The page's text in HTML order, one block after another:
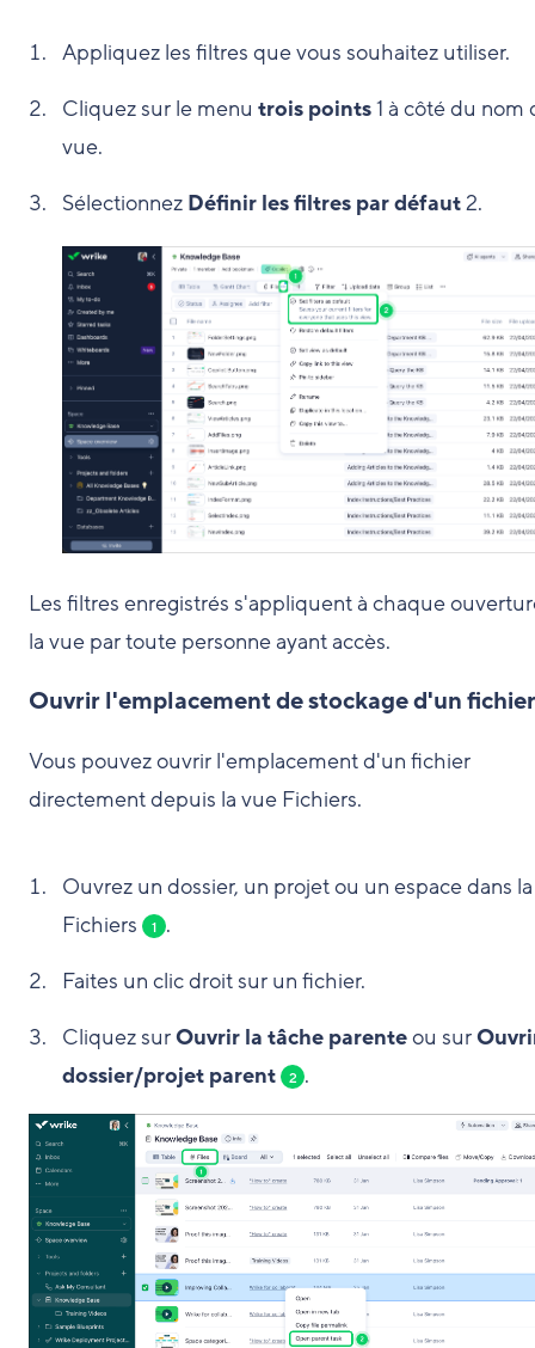
Appliquez les filtres que vous souhaitez utiliser.
Cliquez sur le menu trois points1 à côté du nom
vue.
Sélectionnez Définir les filtres par défaut2.
Les filtres enregistrés s'appliquent à chaque
la vue par toute personne ayant accès.
Ouvrir l'emplacement de stockage d'un fichier
Vous pouvez ouvrir l'emplacement d'un fichier
directement depuis la vue Fichiers.
Ouvrez un dossier, un projet ou un espace dans
Fichiers
1 .
Faites un clic droit sur un fichier.
Cliquez surOuvrir la tâche parenteou sur
dossier/projet parent
2 .